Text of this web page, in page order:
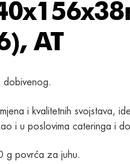
AT
dobivenog.
i kvalitetnih svojstava,
i u poslovima cateringa i
g povrća za juhu.